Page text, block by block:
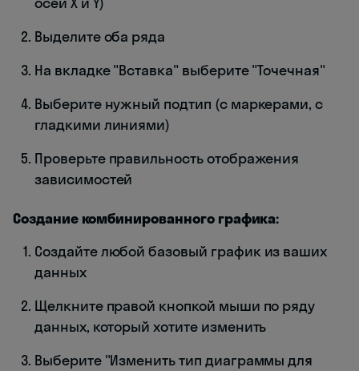
Выделите оба ряда
На вкладке "Вставка" выберите "Точечная"
Выберите нужный подтип (с маркерами, с
гладкими линиями)
Проверьте правильность отображения
зависимостей
Создание комбинированного графика:
Создайте любой базовый график из ваших
данных
Щелкните правой кнопкой мыши по ряду
данных, который хотите изменить
Выберите "Изменить тип диаграммы для